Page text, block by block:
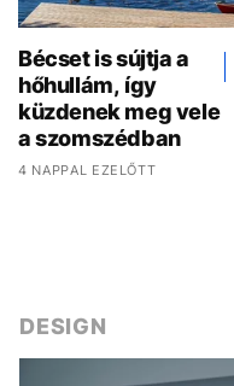
Bécset is sújtja a
hőhullám, így
küzdenek meg vele
a szomszédban
4 NAPPAL EZELŐTT
DESIGN